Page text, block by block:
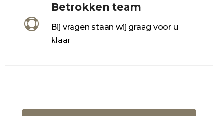

Betrokken team
Bij vragen staan wij graag voor u
klaar